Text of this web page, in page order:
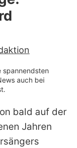
spannendsten
auch bei
bald auf der
Jahren